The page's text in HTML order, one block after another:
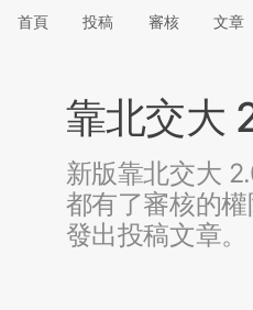
首頁 投稿 審核 文章
靠北交大
新版靠北交大
都有了審核的
發出投稿文章。